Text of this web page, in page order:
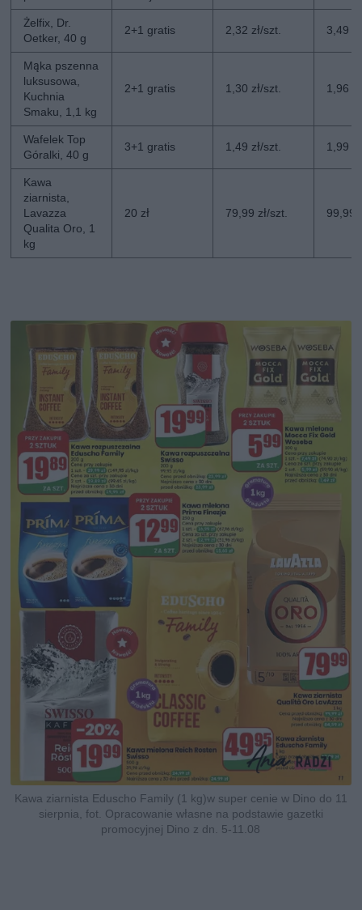
Żelfix, Dr.
Oetker, 40 g
2+1 gratis 2,32 zł/szt. 3,49
Mąka pszenna
luksusowa,
Kuchnia
Smaku, 1,1 kg
2+1 gratis 1,30 zł/szt. 1,96
Wafelek Top
Góralki, 40 g
3+1 gratis 1,49 zł/szt. 1,99
Kawa
ziarnista,
Lavazza
Qualita Oro, 1
kg
20 zł 79,99 zł/szt. 99,99
Kawa ziarnista Eduscho Family (1 kg)w super cenie w Dino do 11
sierpnia, fot. Opracowanie własne na podstawie gazetki
promocyjnej Dino z dn. 5-11.08